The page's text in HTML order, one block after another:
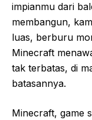
impianmu dari
membangun,
luas, berburu
Minecraft
tak terbatas, di
batasannya.
Minecraft, game